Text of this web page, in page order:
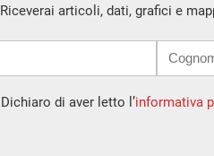
Riceverai articoli, dati, grafici e
Dichiaro di aver letto l’informativa